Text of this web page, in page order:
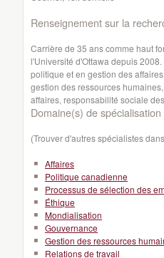
Renseignement sur la
Carrière de 35 ans comme haut
l'Université d'Ottawa depuis
politique et en gestion des
gestion des ressources
affaires, responsabilité sociale
Domaine(s) de spécialisation
(Trouver d'autres spécialistes
Affaires
Politique canadienne
Processus de sélection des
Éthique
Mondialisation
Gouvernance
Gestion des ressources
Relations de travail